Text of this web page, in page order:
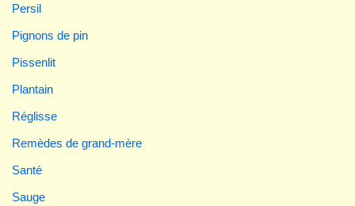
Persil
Pignons de pin
Pissenlit
Plantain
Réglisse
Remèdes de grand-mère
Santé
Sauge